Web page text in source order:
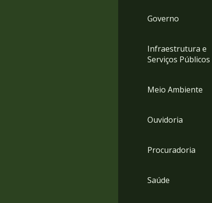
Governo
Infraestrutura e
Serviços Públicos
Meio Ambiente
Ouvidoria
Procuradoria
Saúde